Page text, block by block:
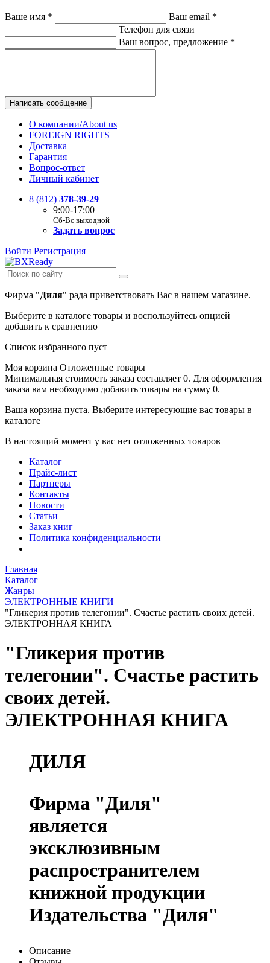
Ваше имя * Ваш email *
Телефон для связи
Ваш вопрос, предложение *
Написать сообщение
О компании/About us
FOREIGN RIGHTS
Доставка
Гарантия
Вопрос-ответ
Личный кабинет
8 (812) 378-39-29
9:00-17:00
Сб-Вс выходной
Задать вопрос
Войти Регистрация
Фирма "Диля" рада приветствовать Вас в нашем магазине.
Выберите в каталоге товары и воспользуйтесь опцией
добавить к сравнению
Список избранного пуст
Моя корзина Отложенные товары
Минимальная стоимость заказа составляет 0. Для оформления
заказа вам необходимо добавить товары на сумму 0.
Ваша корзина пуста. Выберите интересующие вас товары в
каталоге
В настоящий момент у вас нет отложенных товаров
Каталог
Прайс-лист
Партнеры
Контакты
Новости
Статьи
Заказ книг
Политика конфиденциальности
Главная
Каталог
Жанры
ЭЛЕКТРОННЫЕ КНИГИ
"Гликерия против телегонии". Счастье растить своих детей.
ЭЛЕКТРОННАЯ КНИГА
"Гликерия против
телегонии". Счастье растить
своих детей.
ЭЛЕКТРОННАЯ КНИГА
ДИЛЯ
Фирма "Диля"
является
эксклюзивным
распространителем
книжной продукции
Издательства "Диля"
Описание